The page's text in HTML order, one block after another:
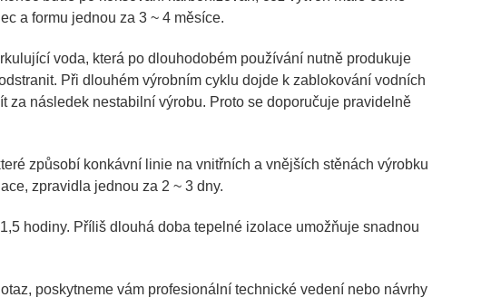
a formu jednou za 3 ~ 4 měsíce.
voda, která po dlouhodobém používání nutně produkuje
Při dlouhém výrobním cyklu dojde k zablokování vodních
následek nestabilní výrobu. Proto se doporučuje pravidelně
způsobí konkávní linie na vnitřních a vnějších stěnách výrobku
zpravidla jednou za 2 ~ 3 dny.
hodiny. Příliš dlouhá doba tepelné izolace umožňuje snadnou
poskytneme vám profesionální technické vedení nebo návrhy